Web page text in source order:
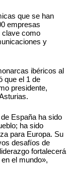
que se han
empresas
clave como
y
ibéricos al
que el 1 de
presidente,
España ha sido
ha sido
para Europa. Su
desafíos de
fortalecerá
el mundo»,